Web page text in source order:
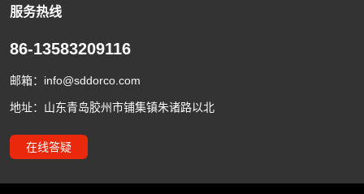
服务热线
86-13583209116
邮箱： info@sddorco.com
地址：山东青岛胶州市铺集镇朱诸路以北
在线答疑